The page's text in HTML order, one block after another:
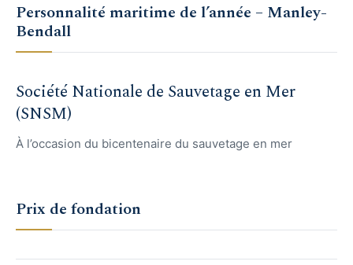
Personnalité maritime de l’année – Manley-
Bendall
Société Nationale de Sauvetage en Mer
(SNSM)
À l’occasion du bicentenaire du sauvetage en mer
Prix de fondation